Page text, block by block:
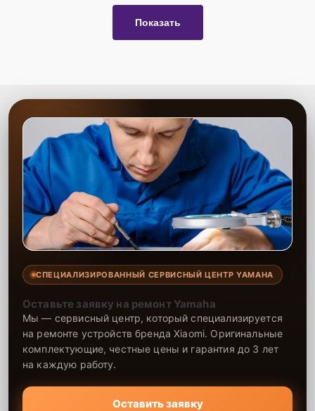
Показать
СПЕЦИАЛИЗИРОВАННЫЙ СЕРВИСНЫЙ ЦЕНТР YAMAHA
Оставьте заявку на ремонт Yamaha
Мы — сервисный центр, который специализируется
на ремонте устройств бренда Xiaomi. Оригинальные
комплектующие, честные цены и гарантия до 3 лет
на каждую работу.
Оставить заявку